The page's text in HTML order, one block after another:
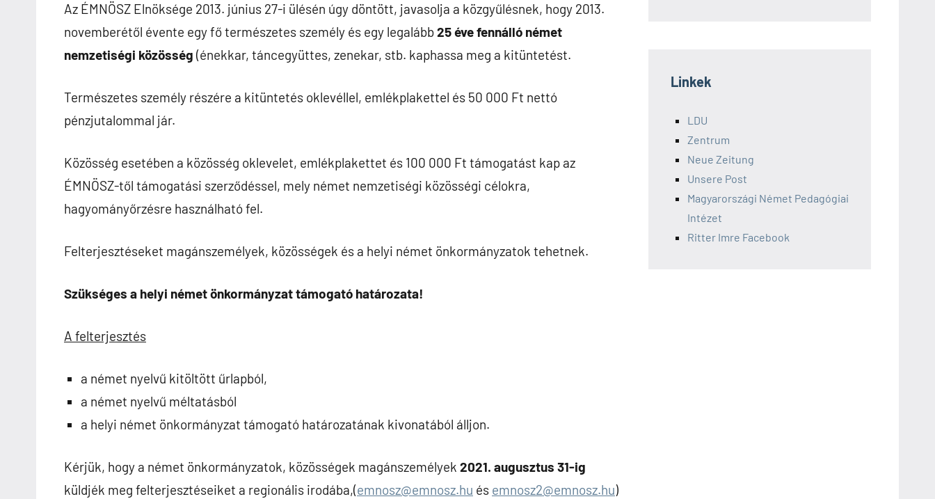
Az ÉMNÖSZ Elnöksége 2013. június 27-i ülésén úgy döntött, javasolja a közgyűlésnek, hogy 2013.
novemberétől évente egy fő természetes személy és egy legalább25 éve fennálló német
nemzetiségi közösség (énekkar, táncegyüttes, zenekar, stb. kaphassa meg a kitüntetést.
Természetes személy részére a kitüntetés oklevéllel, emlékplakettel és 50 000 Ft nettó
pénzjutalommal jár.
Közösség esetében a közösség oklevelet, emlékplakettet és 100 000 Ft támogatást kap az
ÉMNÖSZ-től támogatási szerződéssel, mely német nemzetiségi közösségi célokra,
hagyományőrzésre használható fel.
Felterjesztéseket magánszemélyek, közösségek és a helyi német önkormányzatok tehetnek.
Szükséges a helyi német önkormányzat támogató határozata!
A felterjesztés
a német nyelvű kitöltött űrlapból,
a német nyelvű méltatásból
a helyi német önkormányzat támogató határozatának kivonatából álljon.
Kérjük, hogy a német önkormányzatok, közösségek magánszemélyek 2021. augusztus 31-ig
küldjék meg felterjesztéseiket a regionális irodába,(emnosz@emnosz.hu és emnosz2@emnosz.hu)
Linkek
LDU
Zentrum
Neue Zeitung
Unsere Post
Magyarországi Német Pedagógiai
Intézet
Ritter Imre Facebook